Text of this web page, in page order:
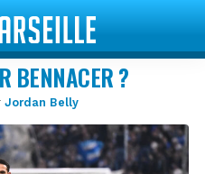
BENNACER ?
Jordan Belly